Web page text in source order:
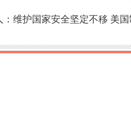
维护国家安全坚定不移 美